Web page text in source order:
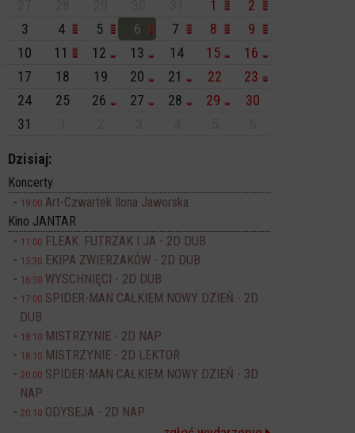
1
2
3
4 5 6 7 8
9
10
11 12 13 14 15
16
17
18 19 20 21 22
23
24
25 26 27 28 29
30
31
Dzisiaj:
Koncerty
19:00 Art-Czwartek Ilona Jaworska
Kino JANTAR
11:00 FLEAK. FUTRZAK I JA - 2D DUB
15:30 EKIPA ZWIERZAKÓW - 2D DUB
16:30 WYSCHNIĘCI - 2D DUB
17:00 SPIDER-MAN CAŁKIEM NOWY DZIEŃ - 2D
DUB
18:10 MISTRZYNIE - 2D NAP
18:10 MISTRZYNIE - 2D LEKTOR
20:00 SPIDER-MAN CAŁKIEM NOWY DZIEŃ - 3D
NAP
20:10 ODYSEJA - 2D NAP